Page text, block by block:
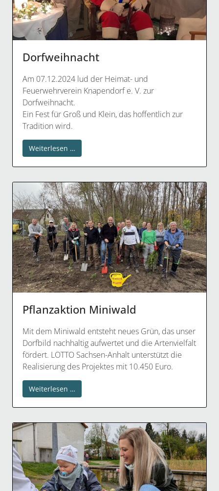
Dorfweihnacht
Am 07.12.2024 lud der Heimat- und
Feuerwehrverein Knapendorf e. V. zur
Dorfweihnacht.
Ein Fest für Groß und Klein, das hoffentlich zur
Tradition wird.
Weiterlesen …
Pflanzaktion Miniwald
Mit dem Miniwald entsteht neues Grün, das unser
Dorfbild nachhaltig aufwertet und die Artenvielfalt
fördert. LOTTO Sachsen-Anhalt unterstützt die
Realisierung des Projektes mit 10.450 Euro.
Weiterlesen …